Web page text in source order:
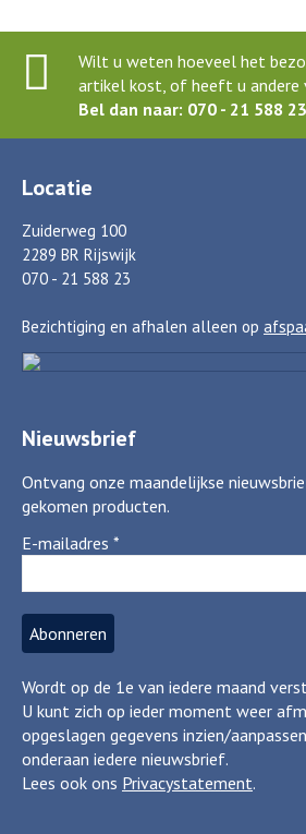
Wilt u weten hoeveel het
artikel kost, of heeft u andere
Bel dan naar: 070 - 21 588 23
Locatie
Zuiderweg 100
2289 BR Rijswijk
070 - 21 588 23
Bezichtiging en afhalen alleen op
Nieuwsbrief
Ontvang onze maandelijkse
gekomen producten.
E-mailadres *
Wordt op de 1e van iedere maand
U kunt zich op ieder moment weer
opgeslagen gegevens inzien/
onderaan iedere nieuwsbrief.
Lees ook ons Privacystatement.